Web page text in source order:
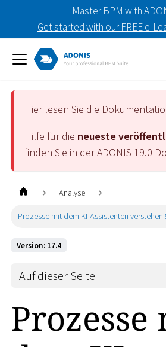
Master BPM with
Get started with our FREE e-
Hier lesen Sie die
Hilfe für die neueste
finden Sie in der ADONIS 19.0
Analyse
Prozesse mit dem KI-Assistenten verstehen
Version: 17.4
Auf dieser Seite
Prozesse